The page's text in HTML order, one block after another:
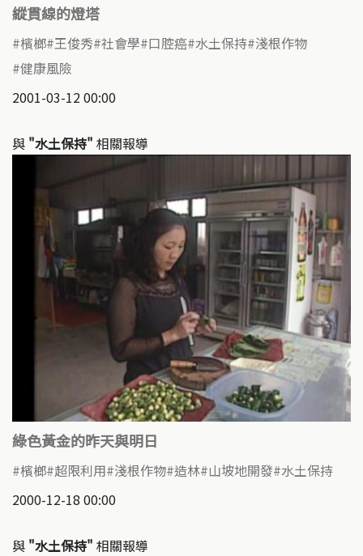
縱貫線的燈塔
檳榔 王俊秀 社會學 口腔癌 水土保持 淺根作物
健康風險
2001-03-12 00:00
與 "水土保持" 相關報導
綠色黃金的昨天與明日
檳榔 超限利用 淺根作物 造林 山坡地開發 水土保持
2000-12-18 00:00
與 "水土保持" 相關報導